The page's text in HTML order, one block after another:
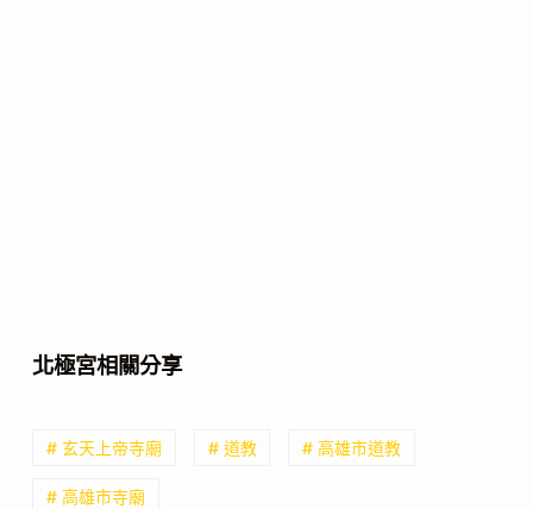
北極宮相關分享
# 玄天上帝寺廟 # 道教 # 高雄市道教
# 高雄市寺廟